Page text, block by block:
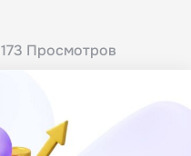
173 Просмотров